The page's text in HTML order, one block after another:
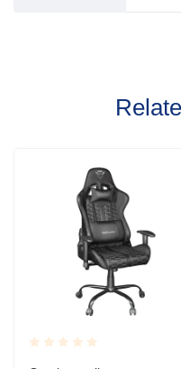
Rated